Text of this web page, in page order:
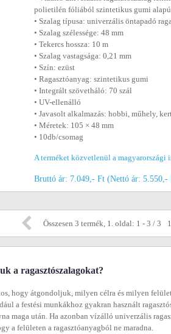
polietilén fóliából szintetikus gumi alapú
• Szalag típusa: univerzális öntapadó
• Szalag szélessége: 48 mm
• Tekercs hossza: 10 m
• Szalag vastagsága: 0,21 mm
• Szín: ezüst
• Ragasztóanyag: szintetikus gumi
• Integrált szövetháló: 70 szál
• UV-ellenálló
• Javasolt alkalmazás: hobbi, műhely,
• Méretek: 105 × 48 mm
• 10db/csomag
A terméket közvetlenül a
Bruttó ár: 7.049,- Ft (Nettó ár: 5.550,-
Összesen 3 termék, 1. oldal: 1 - 3 / 3 1
a ragasztószalagokat?
hogy átgondoljuk, milyen célra és milyen
a festési munkákhoz gyakran használt
maga után. Ha azonban vízálló univerzális
a felületen a ragasztóanyagból ne maradna.